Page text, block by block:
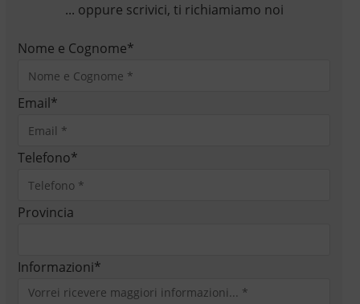
... oppure scrivici, ti richiamiamo noi
Nome e Cognome*
Email*
Telefono*
Provincia
Informazioni*